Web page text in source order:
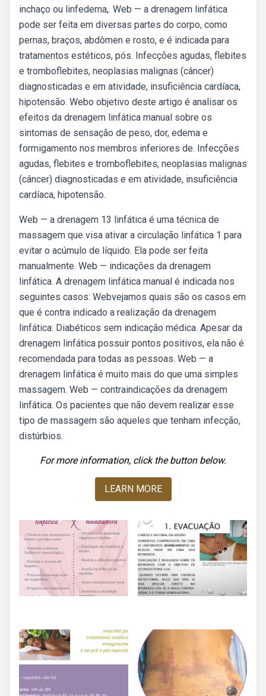
inchaço ou linfedema,. Web — a drenagem linfática
pode ser feita em diversas partes do corpo, como
pernas, braços, abdômen e rosto, e é indicada para
tratamentos estéticos, pós. Infecções agudas, flebites
e tromboflebites, neoplasias malignas (câncer)
diagnosticadas e em atividade, insuficiência cardíaca,
hipotensão. Webo objetivo deste artigo é analisar os
efeitos da drenagem linfática manual sobre os
sintomas de sensação de peso, dor, edema e
formigamento nos membros inferiores de. Infecções
agudas, flebites e tromboflebites, neoplasias malignas
(câncer) diagnosticadas e em atividade, insuficiência
cardíaca, hipotensão.
Web — a drenagem 13 linfática é uma técnica de
massagem que visa ativar a circulação linfática 1 para
evitar o acúmulo de líquido. Ela pode ser feita
manualmente. Web — indicações da drenagem
linfática. A drenagem linfática manual é indicada nos
seguintes casos: Webvejamos quais são os casos em
que é contra indicado a realização da drenagem
linfática: Diabéticos sem indicação médica. Apesar da
drenagem linfática possuir pontos positivos, ela não é
recomendada para todas as pessoas. Web — a
drenagem linfática é muito mais do que uma simples
massagem. Web — contraindicações da drenagem
linfática. Os pacientes que não devem realizar esse
tipo de massagem são aqueles que tenham infecção,
distúrbios.
For more information, click the button below.
LEARN MORE